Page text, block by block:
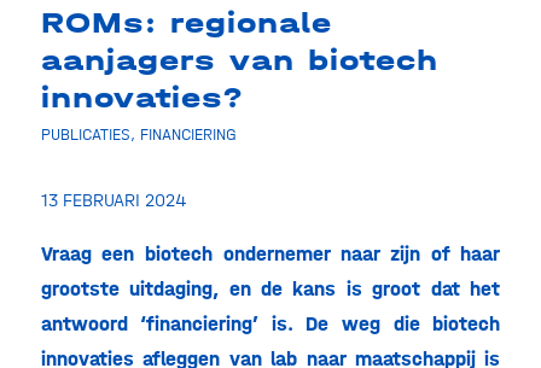
ROMs: regionale
aanjagers van biotech
innovaties?
PUBLICATIES, FINANCIERING
13 FEBRUARI 2024
Vraag een biotech ondernemer naar zijn of haar
grootste uitdaging, en de kans is groot dat het
antwoord ‘financiering’ is. De weg die biotech
innovaties afleggen van lab naar maatschappij is